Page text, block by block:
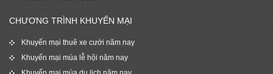
CHƯƠNG TRÌNH KHUYẾN MẠI
Khuyến mại thuê xe cưới năm nay
Khuyến mại mùa lễ hội năm nay